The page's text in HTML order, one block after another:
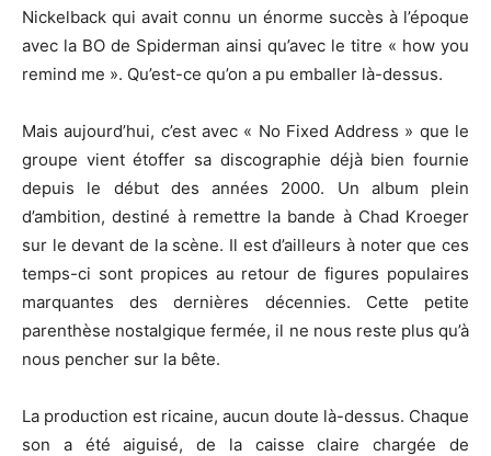
Nickelback qui avait connu un énorme succès à l’époque
avec la BO de Spiderman ainsi qu’avec le titre « how you
remind me ». Qu’est-ce qu’on a pu emballer là-dessus.
Mais aujourd’hui, c’est avec « No Fixed Address » que le
groupe vient étoffer sa discographie déjà bien fournie
depuis le début des années 2000. Un album plein
d’ambition, destiné à remettre la bande à Chad Kroeger
sur le devant de la scène. Il est d’ailleurs à noter que ces
temps-ci sont propices au retour de figures populaires
marquantes des dernières décennies. Cette petite
parenthèse nostalgique fermée, il ne nous reste plus qu’à
nous pencher sur la bête.
La production est ricaine, aucun doute là-dessus. Chaque
son a été aiguisé, de la caisse claire chargée de